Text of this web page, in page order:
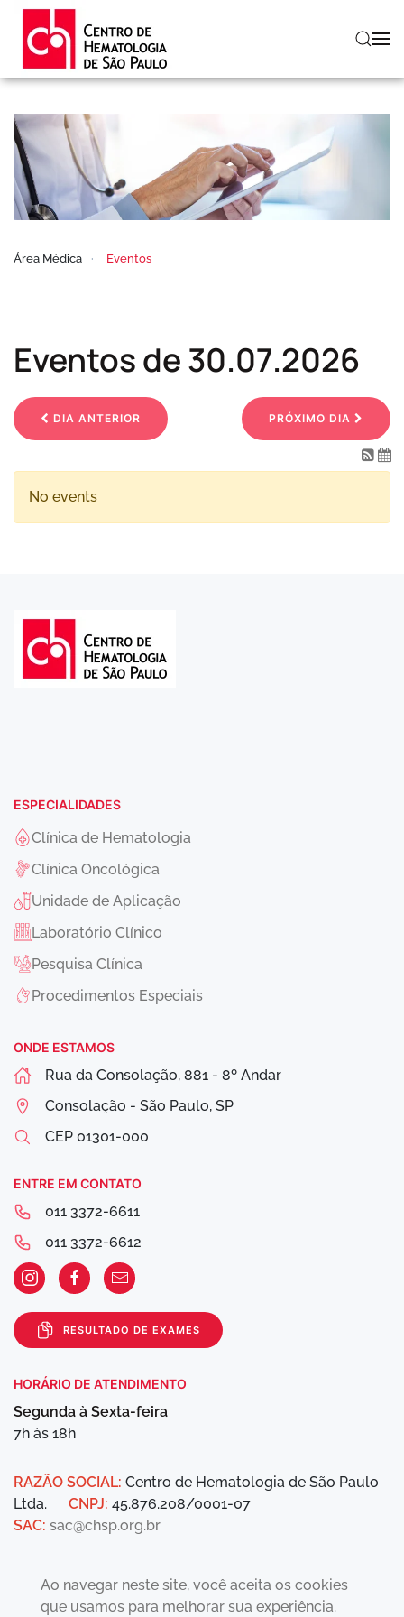
Skip to main content
Área Médica Eventos
Eventos de 30.07.2026
DIA ANTERIOR PRÓXIMO DIA
No events
ESPECIALIDADES
Clínica de Hematologia
Clínica Oncológica
Unidade de Aplicação
Laboratório Clínico
Pesquisa Clínica
Procedimentos Especiais
ONDE ESTAMOS
Rua da Consolação, 881 - 8º Andar
Consolação - São Paulo, SP
CEP 01301-000
ENTRE EM CONTATO
011 3372-6611
011 3372-6612
RESULTADO DE EXAMES
HORÁRIO DE ATENDIMENTO
Segunda à Sexta-feira
7h às 18h
RAZÃO SOCIAL: Centro de Hematologia de São Paulo
Ltda. CNPJ: 45.876.208/0001-07
SAC: sac@chsp.org.br
Ao navegar neste site, você aceita os cookies
que usamos para melhorar sua experiência.